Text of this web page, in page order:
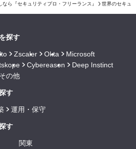
ら『セキュリティプロ・フリーランス』 世界のセキュ
探す
Zscaler Okta
Microsoft
Cybereason
Deep Instinct
その他
す
運用・保守
す
関東